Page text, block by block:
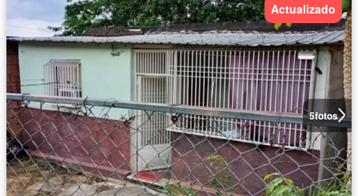
5fotos
Actualizado